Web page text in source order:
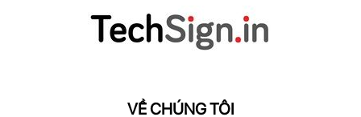
VỀ CHÚNG TÔI